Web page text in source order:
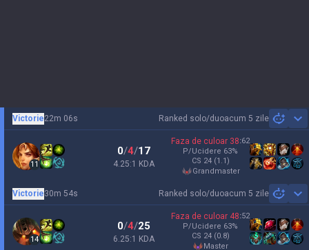
Ranked solo/duoacum 5 zile
Victorie22m 06s
11
0/4/17
4.25:1 KDA
Faza de culoar 38:62
P/Ucidere 63%
CS 24 (1.1)
grandmaster
Ranked solo/duoacum 5 zile
Victorie30m 54s
14
0/4/25
6.25:1 KDA
Faza de culoar 48:52
P/Ucidere 63%
CS 24 (0.8)
master